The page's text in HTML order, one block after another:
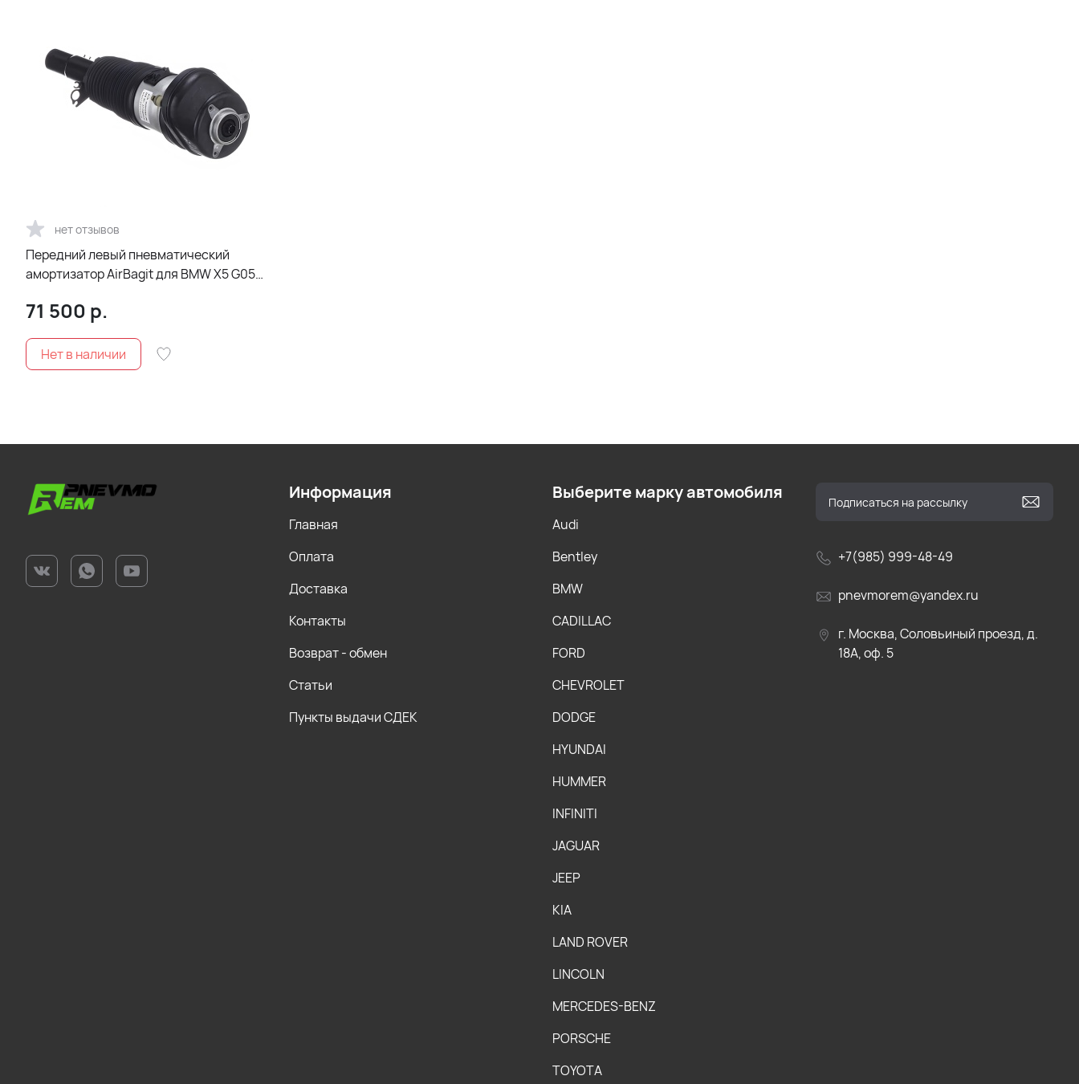
нет отзывов
Передний левый пневматический
амортизатор AirBagit для BMW X5 G05
71 500 р.
+7(985) 999-48-49
pnevmorem@yandex.ru
г. Москва, Соловьиный проезд, д.
18А, оф. 5
Информация
Главная
Оплата
Доставка
Контакты
Возврат - обмен
Статьи
Пункты выдачи СДЕК
Выберите марку автомобиля
Audi
Bentley
BMW
CADILLAC
FORD
CHEVROLET
DODGE
HYUNDAI
HUMMER
INFINITI
JAGUAR
JEEP
KIA
LAND ROVER
LINCOLN
MERCEDES-BENZ
PORSCHE
TOYOTA